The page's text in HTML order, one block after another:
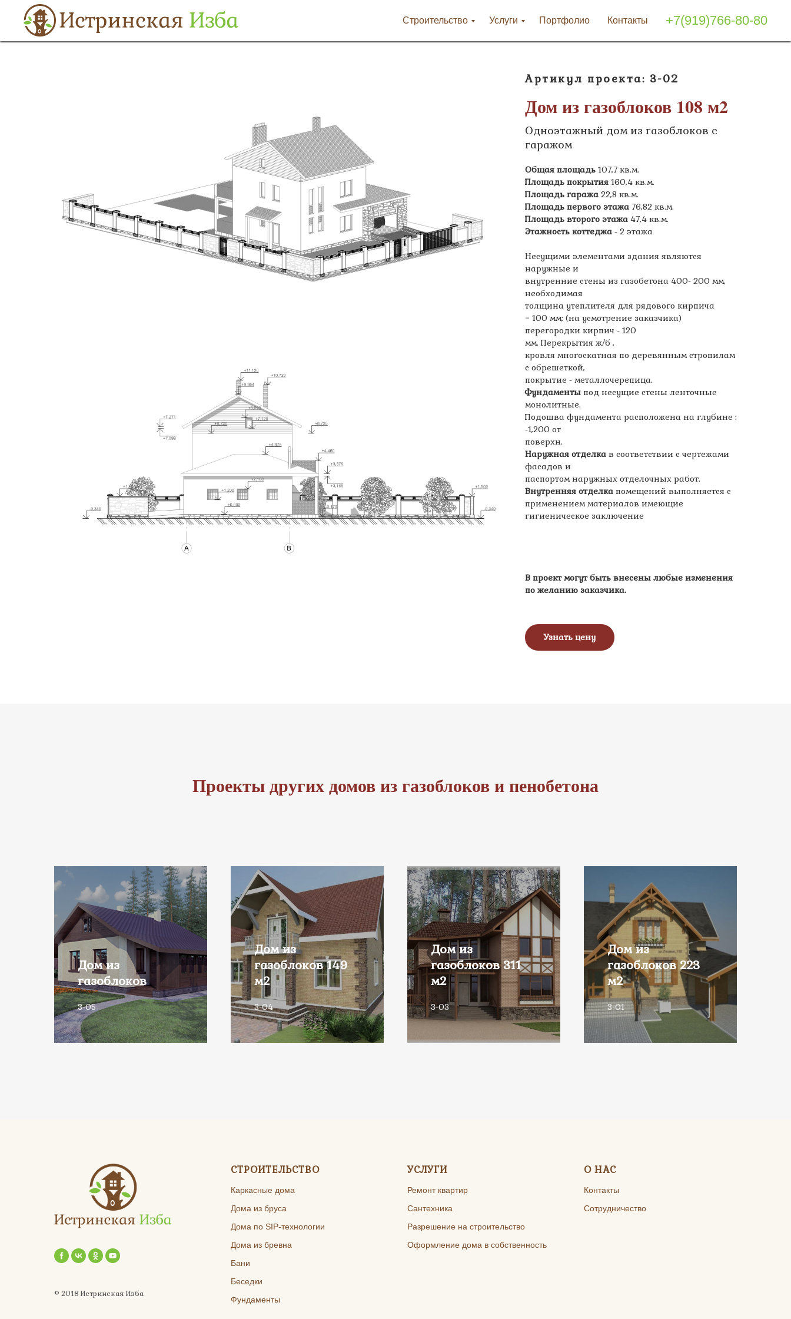
Строительство Услуги Портфолио Контакты +7(919)766-80-80
Артикул проекта: 3-02
Дом из газоблоков 108 м2
Одноэтажный дом из газоблоков с
гаражом
Общая площадь 107,7 кв.м.
Площадь покрытия 160,4 кв.м.
Площадь гаража 22,8 кв.м.
Площадь первого этажа 76,82 кв.м.
Площадь второго этажа 47,4 кв.м.
Этажность коттеджа - 2 этажа
Несущими элементами здания являются
наружные и
внутренние стены из газобетона 400- 200 мм,
необходимая
толщина утеплителя для рядового кирпича
= 100 мм; (на усмотрение заказчика)
перегородки кирпич - 120
мм. Перекрытия ж/б ,
кровля многоскатная по деревянным стропилам
с обрешеткой,
покрытие - металлочерепица.
Фундаменты под несущие стены ленточные
монолитные.
Подошва фундамента расположена на глубине :
-1,200 от
поверхн.
Наружная отделка в соответствии с чертежами
фасадов и
паспортом наружных отделочных работ.
Внутренняя отделка помещений выполняется с
применением материалов имеющие
гигиеническое заключение
В проект могут быть внесены любые изменения
по желанию заказчика.
Узнать цену
Проекты других домов из газоблоков и пенобетона
Дом из
газоблоков
3-05
Дом из
газоблоков 149
м2
3-04
Дом из
газоблоков 311
м2
3-03
Дом из
газоблоков 223
м2
3-01
© 2018 Истринская Изба
СТРОИТЕЛЬСТВО
Каркасные дома
Дома из бруса
Дома по SIP-технологии
Дома из бревна
Бани
Беседки
Фундаменты
УСЛУГИ
Ремонт квартир
Сантехника
Разрешение на строительство
Оформление дома в собственность
О НАС
Контакты
Сотрудничество